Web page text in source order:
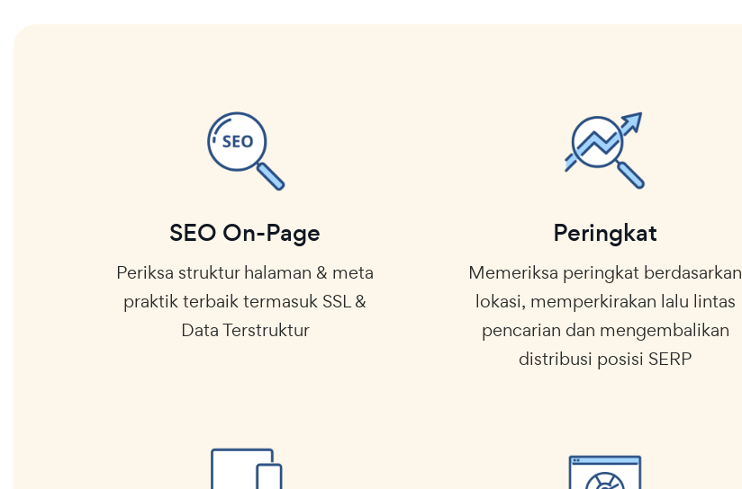
SEO On-Page
Periksa struktur halaman & meta
praktik terbaik termasuk SSL &
Data Terstruktur
Peringkat
Memeriksa peringkat berdasarkan
lokasi, memperkirakan lalu lintas
pencarian dan mengembalikan
distribusi posisi SERP